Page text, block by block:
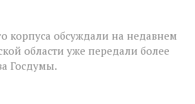
корпуса обсуждали на недавнем
области уже передали более
Госдумы.